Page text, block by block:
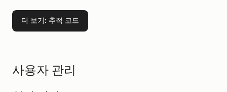
더 보기: 추적 코드
사용자 관리